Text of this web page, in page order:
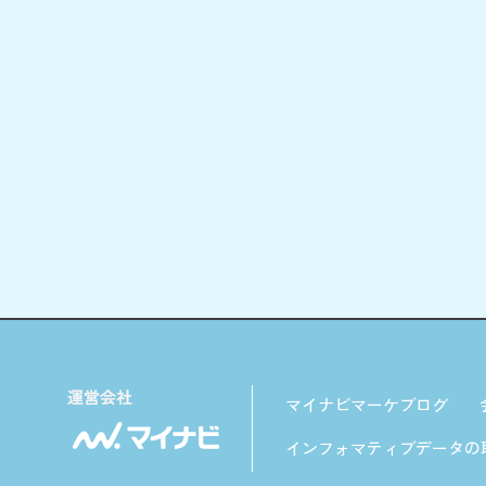
マイナビマーケブログ
インフォマティブデータ